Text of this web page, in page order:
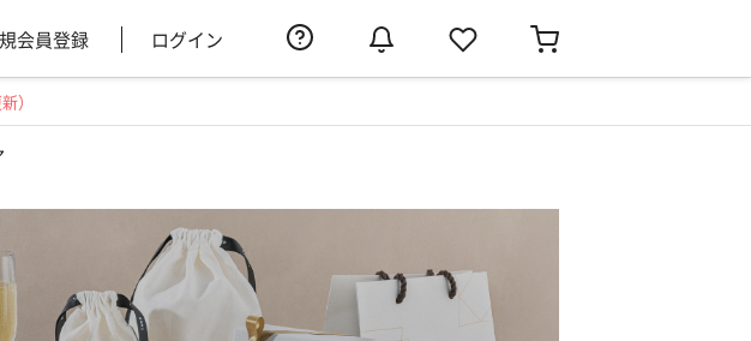
会員登録 ログイン
）